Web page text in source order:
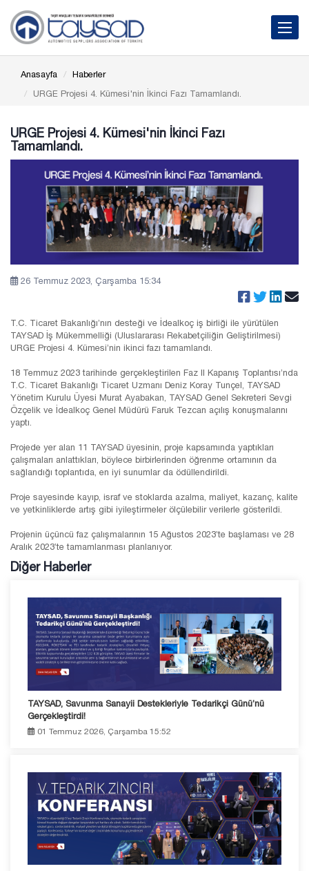
Toggle
Anasayfa
Haberler
URGE Projesi 4. Kümesi'nin İkinci Fazı Tamamlandı.
URGE Projesi 4. Kümesi'nin İkinci Fazı
Tamamlandı.
26 Temmuz 2023, Çarşamba 15:34
T.C. Ticaret Bakanlığı’nın desteği ve İdealkoç iş birliği ile yürütülen
TAYSAD İş Mükemmelliği (Uluslararası Rekabetçiliğin Geliştirilmesi)
URGE Projesi 4. Kümesi’nin ikinci fazı tamamlandı.
18 Temmuz 2023 tarihinde gerçekleştirilen Faz II Kapanış Toplantısı’nda
T.C. Ticaret Bakanlığı Ticaret Uzmanı Deniz Koray Tunçel, TAYSAD
Yönetim Kurulu Üyesi Murat Ayabakan, TAYSAD Genel Sekreteri Sevgi
Özçelik ve İdealkoç Genel Müdürü Faruk Tezcan açılış konuşmalarını
yaptı.
Projede yer alan 11 TAYSAD üyesinin, proje kapsamında yaptıkları
çalışmaları anlattıkları, böylece birbirlerinden öğrenme ortamının da
sağlandığı toplantıda, en iyi sunumlar da ödüllendirildi.
Proje sayesinde kayıp, israf ve stoklarda azalma, maliyet, kazanç, kalite
ve yetkinliklerde artış gibi iyileştirmeler ölçülebilir verilerle gösterildi.
Projenin üçüncü faz çalışmalarının 15 Ağustos 2023’te başlaması ve 28
Aralık 2023’te tamamlanması planlanıyor.
Diğer Haberler
TAYSAD, Savunma Sanayii Destekleriyle Tedarikçi Günü’nü
Gerçekleştirdi!
01 Temmuz 2026, Çarşamba 15:52